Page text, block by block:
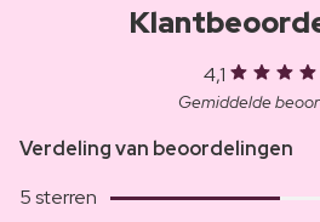
4,1
Gemiddelde
Verdeling van beoordelingen
5 sterren